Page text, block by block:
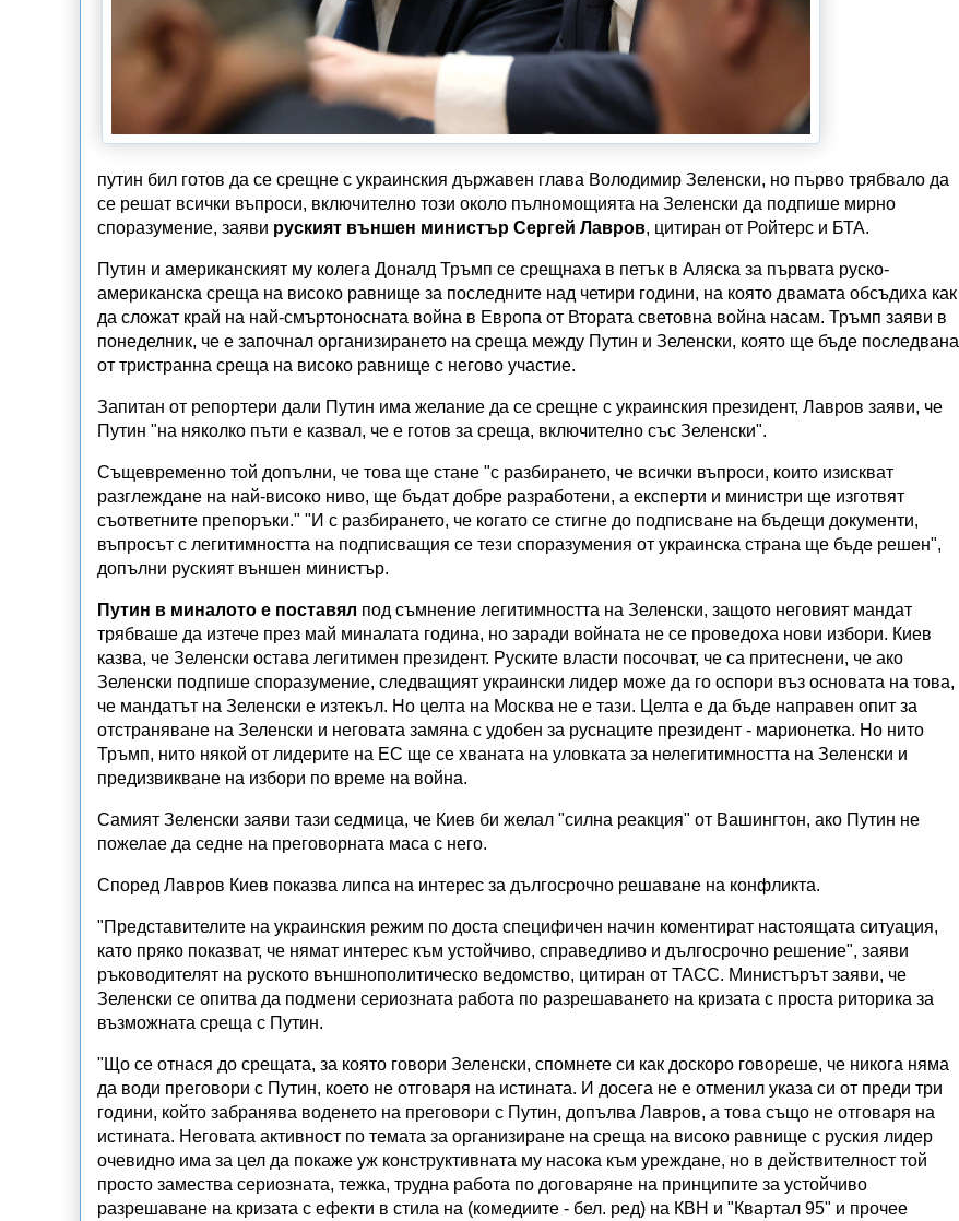
путин бил готов да се срещне с украинския държавен глава Володимир Зеленски, но първо трябвало да
се решат всички въпроси, включително този около пълномощията на Зеленски да подпише мирно
споразумение, заяви руският външен министър Сергей Лавров, цитиран от Ройтерс и БТА.
Путин и американският му колега Доналд Тръмп се срещнаха в петък в Аляска за първата руско-
американска среща на високо равнище за последните над четири години, на която двамата обсъдиха как
да сложат край на най-смъртоносната война в Европа от Втората световна война насам. Тръмп заяви в
понеделник, че е започнал организирането на среща между Путин и Зеленски, която ще бъде последвана
от тристранна среща на високо равнище с негово участие.
Запитан от репортери дали Путин има желание да се срещне с украинския президент, Лавров заяви, че
Путин "на няколко пъти е казвал, че е готов за среща, включително със Зеленски".
Същевременно той допълни, че това ще стане "с разбирането, че всички въпроси, които изискват
разглеждане на най-високо ниво, ще бъдат добре разработени, а експерти и министри ще изготвят
съответните препоръки." "И с разбирането, че когато се стигне до подписване на бъдещи документи,
въпросът с легитимността на подписващия се тези споразумения от украинска страна ще бъде решен",
допълни руският външен министър.
Путин в миналото е поставял под съмнение легитимността на Зеленски, защото неговият мандат
трябваше да изтече през май миналата година, но заради войната не се проведоха нови избори. Киев
казва, че Зеленски остава легитимен президент. Руските власти посочват, че са притеснени, че ако
Зеленски подпише споразумение, следващият украински лидер може да го оспори въз основата на това,
че мандатът на Зеленски е изтекъл. Но целта на Москва не е тази. Целта е да бъде направен опит за
отстраняване на Зеленски и неговата замяна с удобен за руснаците президент - марионетка. Но нито
Тръмп, нито някой от лидерите на ЕС ще се хваната на уловката за нелегитимността на Зеленски и
предизвикване на избори по време на война.
Самият Зеленски заяви тази седмица, че Киев би желал "силна реакция" от Вашингтон, ако Путин не
пожелае да седне на преговорната маса с него.
Според Лавров Киев показва липса на интерес за дългосрочно решаване на конфликта.
"Представителите на украинския режим по доста специфичен начин коментират настоящата ситуация,
като пряко показват, че нямат интерес към устойчиво, справедливо и дългосрочно решение", заяви
ръководителят на руското външнополитическо ведомство, цитиран от ТАСС. Министърът заяви, че
Зеленски се опитва да подмени сериозната работа по разрешаването на кризата с проста риторика за
възможната среща с Путин.
"Що се отнася до срещата, за която говори Зеленски, спомнете си как доскоро говореше, че никога няма
да води преговори с Путин, което не отговаря на истината. И досега не е отменил указа си от преди три
години, който забранява воденето на преговори с Путин, допълва Лавров, а това също не отговаря на
истината. Неговата активност по темата за организиране на среща на високо равнище с руския лидер
очевидно има за цел да покаже уж конструктивната му насока към уреждане, но в действителност той
просто замества сериозната, тежка, трудна работа по договаряне на принципите за устойчиво
разрешаване на кризата с ефекти в стила на (комедиите - бел. ред) на КВН и "Квартал 95" и прочее